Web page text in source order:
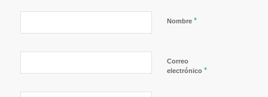
Nombre *
Correo
electrónico *